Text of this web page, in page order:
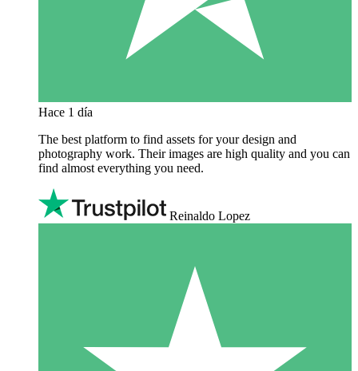
Hace 1 día
The best platform to find assets for your design and
photography work. Their images are high quality and you can
find almost everything you need.
Reinaldo Lopez